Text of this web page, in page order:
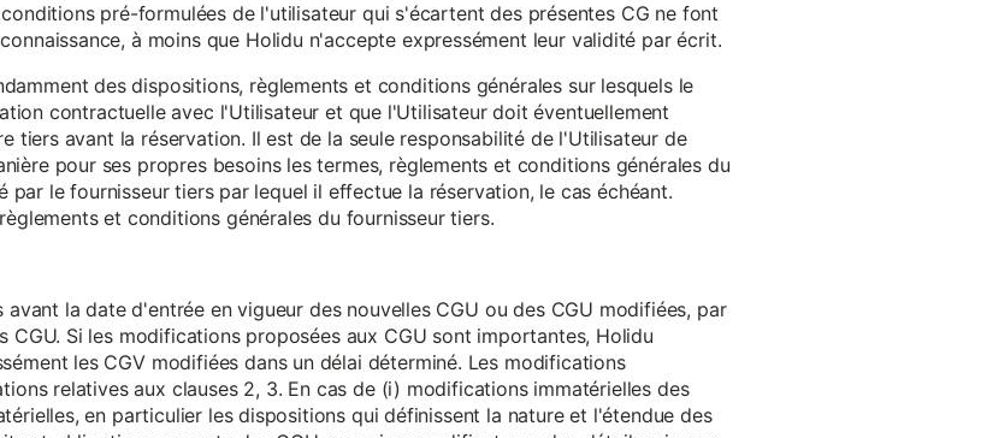
pré-formulées de l'utilisateur qui s'écartent des présentes CG ne font
à moins que Holidu n'accepte expressément leur validité par écrit.
des dispositions, règlements et conditions générales sur lesquels le
contractuelle avec l'Utilisateur et que l'Utilisateur doit éventuellement
tiers avant la réservation. Il est de la seule responsabilité de l'Utilisateur de
pour ses propres besoins les termes, règlements et conditions générales du
le fournisseur tiers par lequel il effectue la réservation, le cas échéant.
et conditions générales du fournisseur tiers.
la date d'entrée en vigueur des nouvelles CGU ou des CGU modifiées, par
Si les modifications proposées aux CGU sont importantes, Holidu
les CGV modifiées dans un délai déterminé. Les modifications
relatives aux clauses 2, 3. En cas de (i) modifications immatérielles des
en particulier les dispositions qui définissent la nature et l'étendue des